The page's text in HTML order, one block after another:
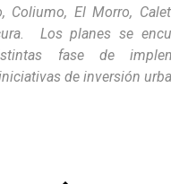
Coliumo, El Morro,
Los planes se
fase de
de inversión